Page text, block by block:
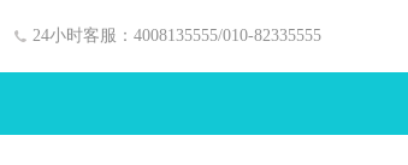
24小时客服：4008135555/010-82335555